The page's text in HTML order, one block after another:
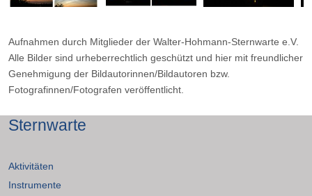
Aufnahmen durch Mitglieder der Walter-Hohmann-Sternwarte e.V.
Alle Bilder sind urheberrechtlich geschützt und hier mit freundlicher
Genehmigung der Bildautorinnen/Bildautoren bzw.
Fotografinnen/Fotografen veröffentlicht.
Sternwarte
Aktivitäten
Instrumente